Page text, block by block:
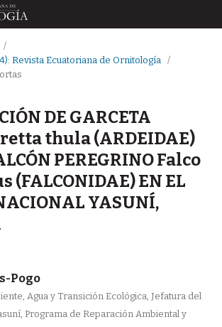
/
Revista Ecuatoriana de Ornitología
/
DE GARCETA
thula (ARDEIDAE)
PEREGRINO Falco
(FALCONIDAE) EN EL
YASUNÍ,
Pogo
Agua y Transición Ecológica, Jefatura del
Programa de Reparación Ambiental y